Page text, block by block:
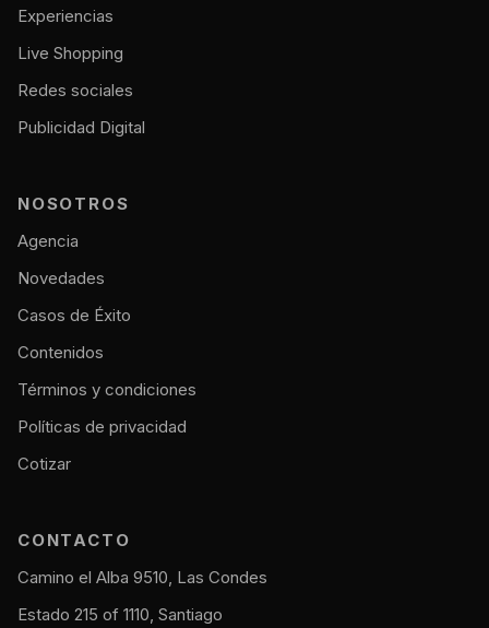
Experiencias
Live Shopping
Redes sociales
Publicidad Digital
NOSOTROS
Agencia
Novedades
Casos de Éxito
Contenidos
Términos y condiciones
Políticas de privacidad
Cotizar
CONTACTO
Camino el Alba 9510, Las Condes
Estado 215 of 1110, Santiago